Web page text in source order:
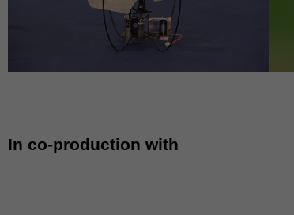
In co-production with